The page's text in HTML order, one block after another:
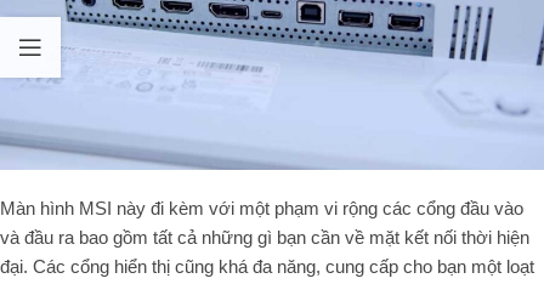
Màn hình MSI này đi kèm với một phạm vi rộng các cổng đầu vào
và đầu ra bao gồm tất cả những gì bạn cần về mặt kết nối thời hiện
đại. Các cổng hiển thị cũng khá đa năng, cung cấp cho bạn một loạt